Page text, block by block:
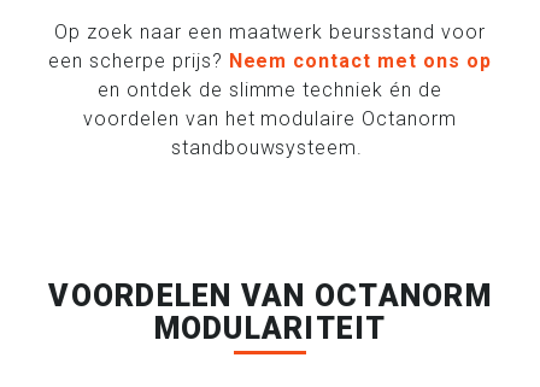
Op zoek naar een maatwerk beursstand voor
een scherpe prijs? Neem contact met ons op
en ontdek de slimme techniek én de
voordelen van het modulaire Octanorm
standbouwsysteem.
VOORDELEN VAN OCTANORM
MODULARITEIT